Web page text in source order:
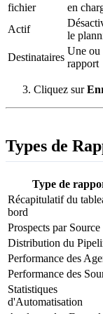
fichier
en
Actif
le
Destinataires
Une ou
rapport
Cliquez sur
Types de
Type de
Récapitulatif du
bord
Prospects par Source
Distribution du
Performance des
Performance des
Statistiques
d'Automatisation